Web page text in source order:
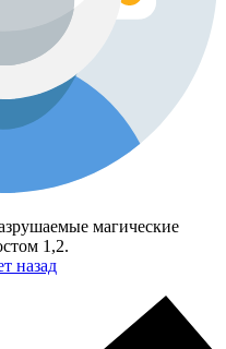
магические
1,2.
назад